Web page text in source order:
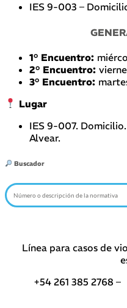
IES 9-003 –
1° Encuentro:
2° Encuentro:
3° Encuentro:
Lugar
IES 9-007.
Alvear.
Buscador
Línea para casos de
+54 261 385 2768 –